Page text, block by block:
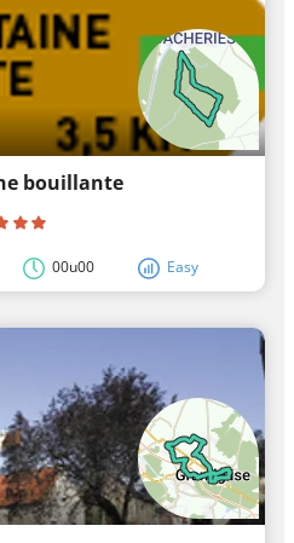
bouillante
00u00 Easy